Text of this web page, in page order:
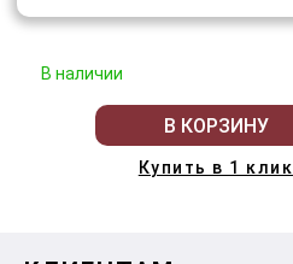
В наличии
В КОРЗИНУ
Купить в 1 клик